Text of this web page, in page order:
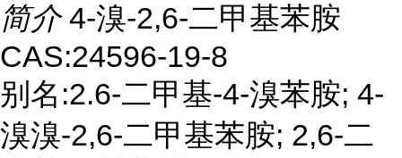
简介 4-溴-2,6-二甲基苯胺
CAS:24596-19-8
别名:2.6-二甲基-4-溴苯胺; 4-
溴溴-2,6-二甲基苯胺; 2,6-二